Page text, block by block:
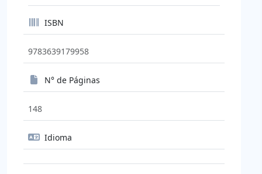
ISBN
9783639179958
N° de Páginas
148
Idioma